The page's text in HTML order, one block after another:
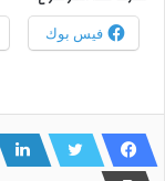
فيس بوك